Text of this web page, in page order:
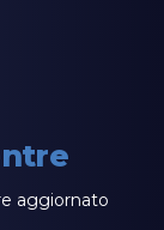
aggiornato